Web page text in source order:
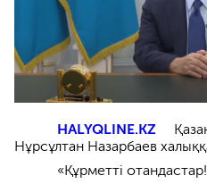
HALYQLINE.KZ
Нұрсұлтан Назарбаев
«Құрметті отандастар!